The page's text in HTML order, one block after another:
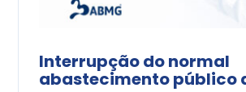
Interrupção do normal
abastecimento público